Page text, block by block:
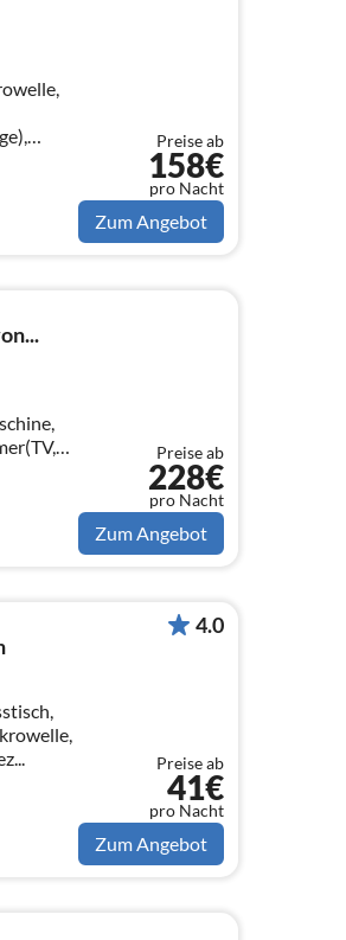
Preise ab
158€
pro Nacht
Zum Angebot
Preise ab
228€
pro Nacht
Zum Angebot
4.0
Preise ab
41€
pro Nacht
Zum Angebot